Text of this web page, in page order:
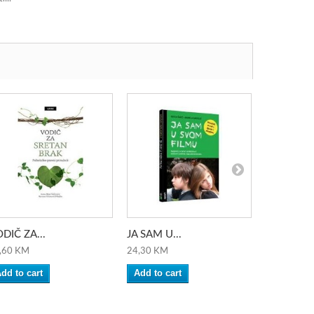
ZA...
KM
to cart
JA SAM U...
24,30 KM
Add to cart